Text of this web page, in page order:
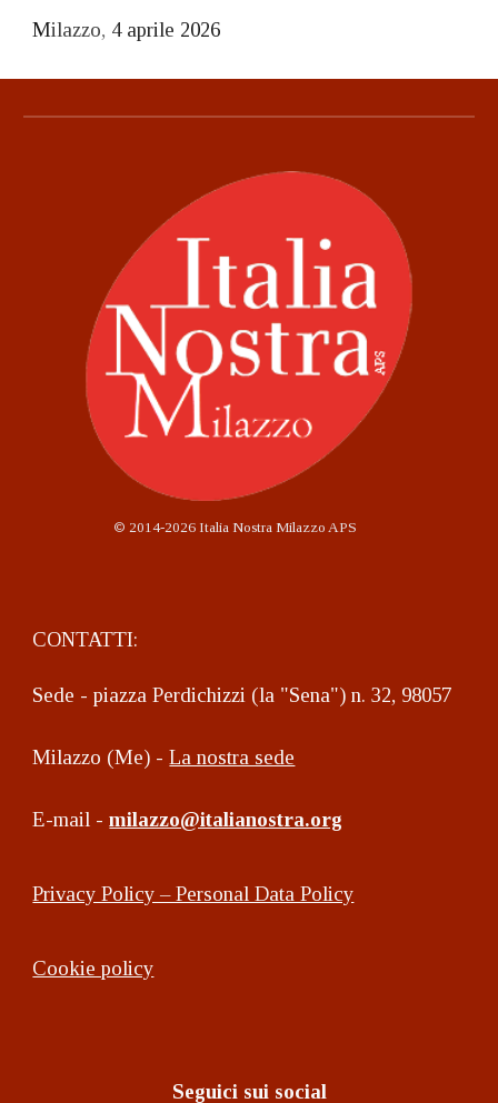
Milazzo, 4 aprile 2026
© 2014-2026 Italia Nostra Milazzo APS
CONTATTI:
Sede - piazza Perdichizzi (la "Sena") n. 32, 98057
Milazzo (Me) -La nostra sede
E-mail -milazzo@italianostra.org
Privacy Policy – Personal Data Policy
Cookie policy
Seguici sui social